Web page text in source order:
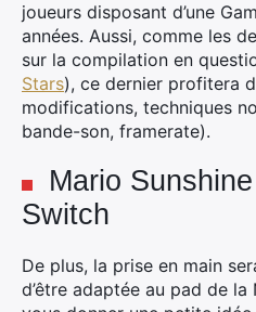
joueurs disposant d’une
années. Aussi, comme les
sur la compilation en
Stars), ce dernier profitera
modifications, techniques
bande-son, framerate).
Mario
Switch
De plus, la prise en main
d’être adaptée au pad de